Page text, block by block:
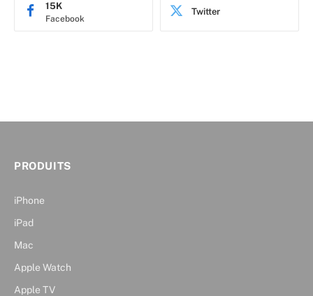
Facebook
15K Twitter
PRODUITS
iPhone
iPad
Mac
Apple Watch
Apple TV